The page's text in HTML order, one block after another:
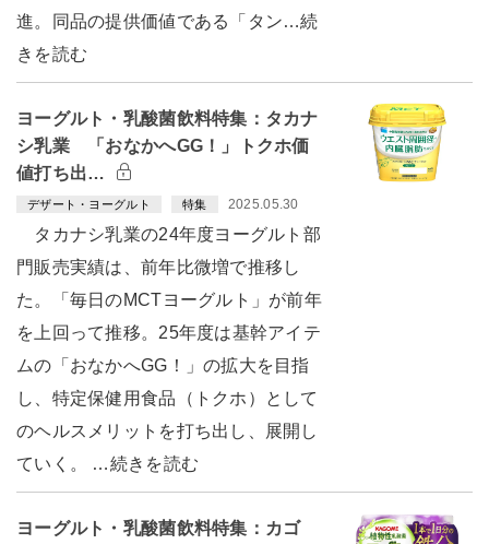
進。同品の提供価値である「タン…続
きを読む
ヨーグルト・乳酸菌飲料特集：タカナ
シ乳業 「おなかへGG！」トクホ価
値打ち出…
デザート・ヨーグルト 特集 2025.05.30
タカナシ乳業の24年度ヨーグルト部
門販売実績は、前年比微増で推移し
た。「毎日のMCTヨーグルト」が前年
を上回って推移。25年度は基幹アイテ
ムの「おなかへGG！」の拡大を目指
し、特定保健用食品（トクホ）として
のヘルスメリットを打ち出し、展開し
ていく。 …続きを読む
ヨーグルト・乳酸菌飲料特集：カゴ